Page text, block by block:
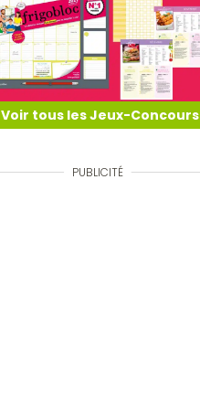
Voir tous les Jeux-Concours
PUBLICITÉ